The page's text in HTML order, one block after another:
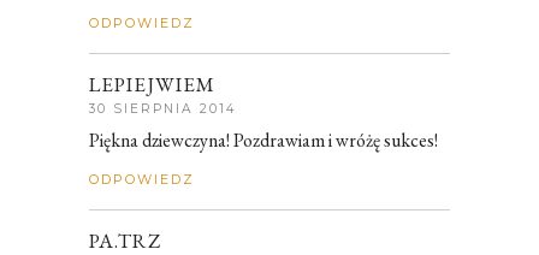
ODPOWIEDZ
LEPIEJWIEM
30 SIERPNIA 2014
Piękna dziewczyna! Pozdrawiam i wróżę sukces!
ODPOWIEDZ
PA.TRZ